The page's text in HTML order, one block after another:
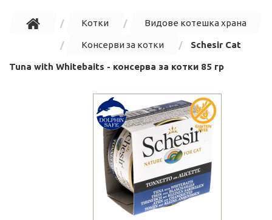
Котки Видове котешка храна
Консерви за котки Schesir Cat
Tuna with Whitebaits - консерва за котки 85 гр